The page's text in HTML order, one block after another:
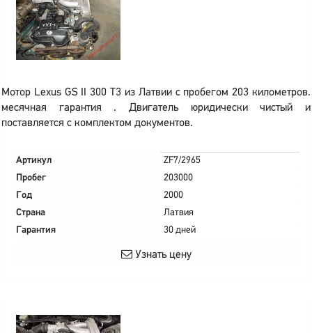
Мотор Lexus GS II 300 T3 из Латвии с пробегом 203 километров.
месячная гарантия . Двигатель юридически чистый и
поставляется с комплектом документов.
Артикул
ZF7/2965
Пробег
203000
Год
2000
Страна
Латвия
Гарантия
30 дней
Узнать цену